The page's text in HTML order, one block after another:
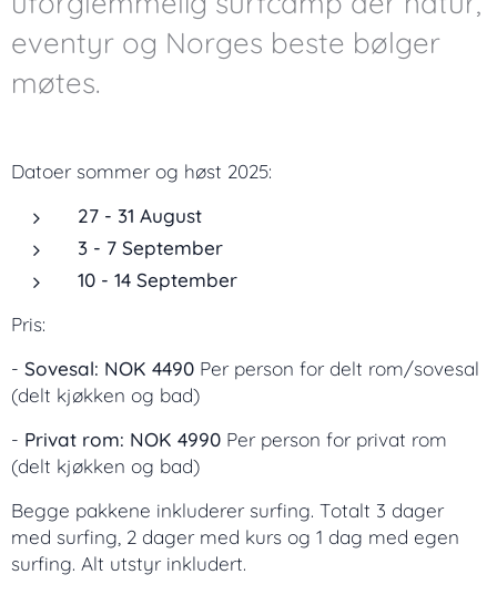
eventyr og Norges beste bølger
møtes.
Datoer sommer og høst 2025:
27 - 31 August
3 - 7 September
10 - 14 September
Pris:
- Sovesal: NOK 4490 Per person for delt rom/sovesal
(delt kjøkken og bad)
- Privat rom: NOK 4990 Per person for privat rom
(delt kjøkken og bad)
Begge pakkene inkluderer surfing. Totalt 3 dager
med surfing, 2 dager med kurs og 1 dag med egen
surfing. Alt utstyr inkludert.